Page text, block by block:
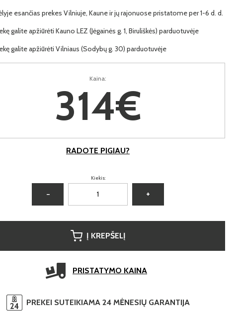
esančias prekes Vilniuje, Kaune ir jų rajonuose pristatome per 1-6 d. d.
galite apžiūrėti Kauno LEZ (Jėgainės g. 1, Biruliškės) parduotuvėje
galite apžiūrėti Vilniaus (Sodybų g. 30) parduotuvėje
Kaina:
314€
RADOTE PIGIAU?
Kiekis:
− +
Į KREPŠELĮ
PRISTATYMO KAINA
PREKEI SUTEIKIAMA 24 MĖNESIŲ GARANTIJA